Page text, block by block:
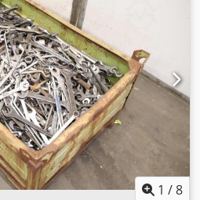
1 /8